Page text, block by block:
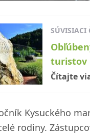
SÚVISIACI
turistov
Čítajte
Kysuckého
rodiny.